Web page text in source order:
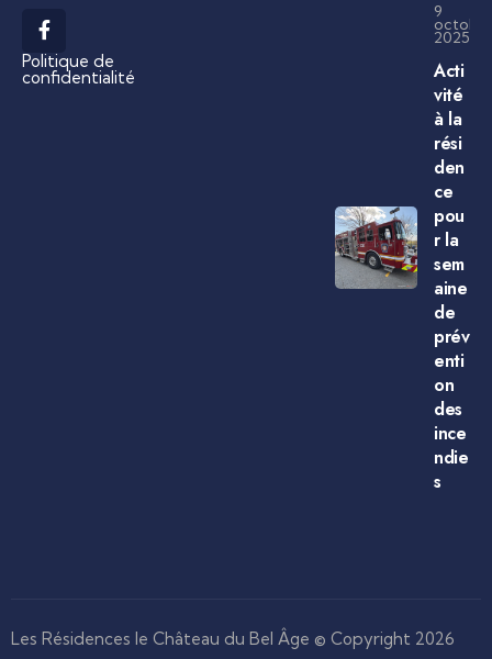
Politique de
confidentialité
9
2025
Acti
vité
à la
rési
den
ce
pou
r la
sem
aine
de
prév
enti
on
des
ince
ndie
s
Les Résidences le Château du Bel Âge © Copyright 2026